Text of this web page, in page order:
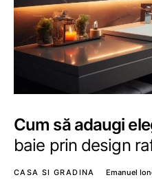
Cum să adaugi
baie prin design
CASA SI GRADINA Emanuel